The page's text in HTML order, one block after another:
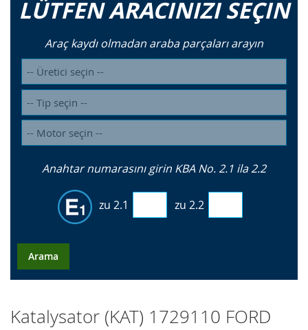
LÜTFEN ARACINIZI SEÇIN
Araç kaydı olmadan araba parçaları arayın
Anahtar numarasını girin KBA No. 2.1 ila 2.2
zu 2.1 zu 2.2
Arama
Katalysator (KAT) 1729110 FORD